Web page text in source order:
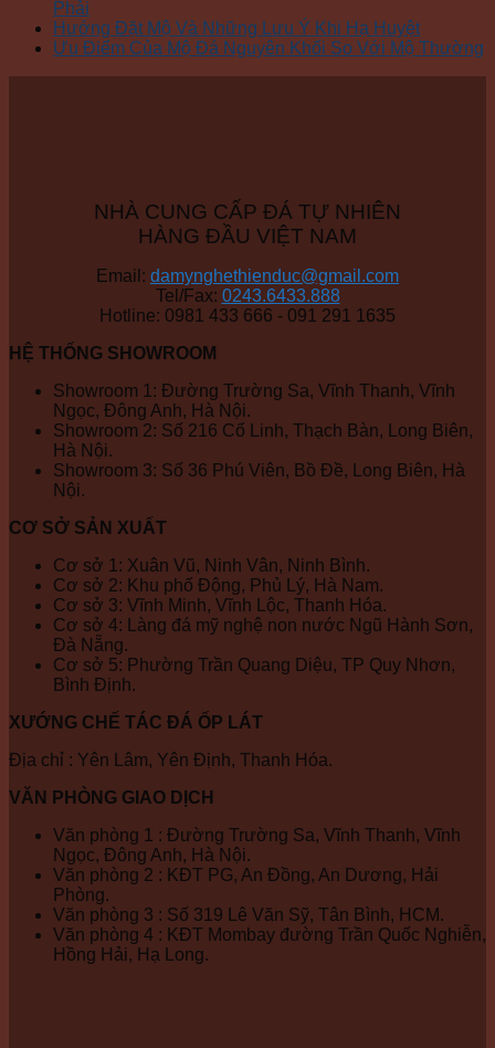
Phải
Hướng Đặt Mộ Và Những Lưu Ý Khi Hạ Huyệt
Ưu Điểm Của Mộ Đá Nguyên Khối So Với Mộ Thường
NHÀ CUNG CẤP ĐÁ TỰ NHIÊN
HÀNG ĐẦU VIỆT NAM
Email: damynghethienduc@gmail.com
Tel/Fax: 0243.6433.888
Hotline: 0981 433 666 - 091 291 1635
HỆ THỐNG SHOWROOM
Showroom 1: Đường Trường Sa, Vĩnh Thanh, Vĩnh
Ngọc, Đông Anh, Hà Nội.
Showroom 2: Số 216 Cổ Linh, Thạch Bàn, Long Biên,
Hà Nội.
Showroom 3: Số 36 Phú Viên, Bồ Đề, Long Biên, Hà
Nội.
CƠ SỞ SẢN XUẤT
Cơ sở 1: Xuân Vũ, Ninh Vân, Ninh Bình.
Cơ sở 2: Khu phố Động, Phủ Lý, Hà Nam.
Cơ sở 3: Vĩnh Minh, Vĩnh Lộc, Thanh Hóa.
Cơ sở 4: Làng đá mỹ nghệ non nước Ngũ Hành Sơn,
Đà Nẵng.
Cơ sở 5: Phường Trần Quang Diệu, TP Quy Nhơn,
Bình Định.
XƯỚNG CHẾ TÁC ĐÁ ỐP LÁT
Địa chỉ : Yên Lâm, Yên Định, Thanh Hóa.
VĂN PHÒNG GIAO DỊCH
Văn phòng 1 : Đường Trường Sa, Vĩnh Thanh, Vĩnh
Ngọc, Đông Anh, Hà Nội.
Văn phòng 2 : KĐT PG, An Đồng, An Dương, Hải
Phòng.
Văn phòng 3 : Số 319 Lê Văn Sỹ, Tân Bình, HCM.
Văn phòng 4 : KĐT Mombay đường Trần Quốc Nghiễn,
Hồng Hải, Hạ Long.